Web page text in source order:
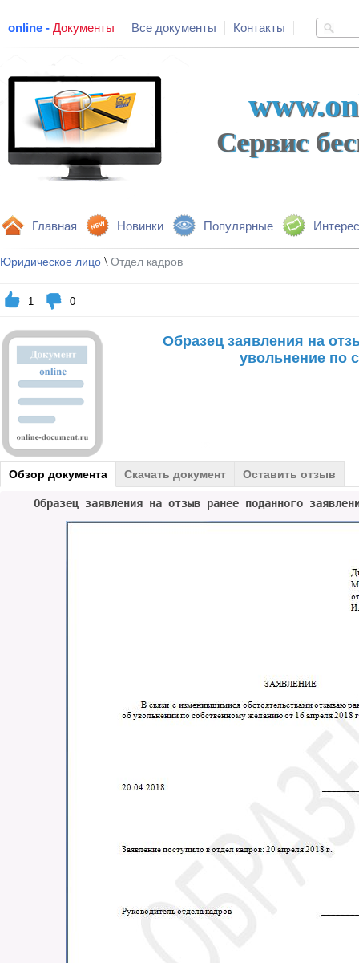
online - Документы Все документы Контакты
Сервис
Главная Новинки Популярные
Юридическое лицо \ Отдел кадров
1 0
Образец заявления на
увольнение по
Обзор документа Скачать документ Оставить отзыв
Образец заявления на отзыв ранее поданного